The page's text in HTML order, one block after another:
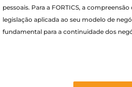
pessoais. Para a FORTICS, a compreensão
legislação aplicada ao seu modelo de
fundamental para a continuidade dos